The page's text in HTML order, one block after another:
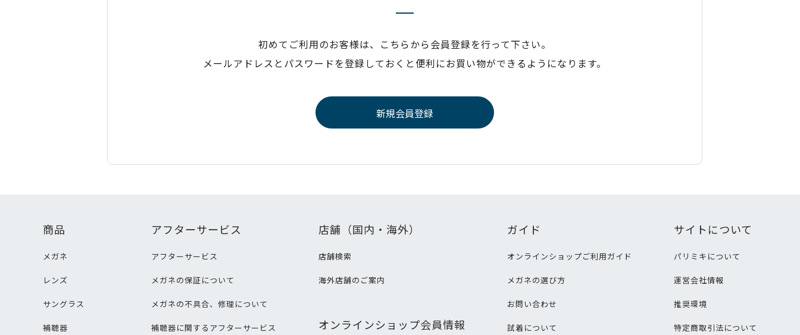
初めてご利用のお客様は、こちらから会員登録を行って下さい。
メールアドレスとパスワードを登録しておくと便利にお買い物ができるようになります。
商品
メガネ
レンズ
サングラス
補聴器
アフターサービス
アフターサービス
メガネの保証について
メガネの不具合、修理について
補聴器に関するアフターサービス
店舗（国内・海外）
店舗検索
海外店舗のご案内
オンラインショップ会員情報
ガイド
オンラインショップご利用ガイド
メガネの選び方
お問い合わせ
試着について
サイトについて
パリミキについて
運営会社情報
推奨環境
特定商取引法について